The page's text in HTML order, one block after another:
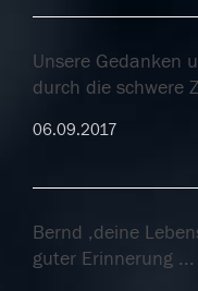
Unsere Gedanken
durch die schwere
06.09.2017
Bernd ,deine
guter Erinnerung ...